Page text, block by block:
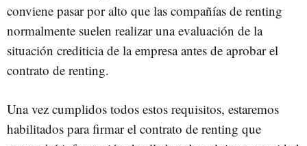
conviene pasar por alto que las compañías de renting
normalmente suelen realizar una evaluación de la
situación crediticia de la empresa antes de aprobar el
contrato de renting.
Una vez cumplidos todos estos requisitos, estaremos
habilitados para firmar el contrato de renting que